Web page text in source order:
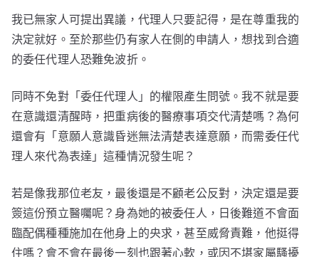
我已無家人可提出異議，代理人只要記得，是在尊重我的
決定就好。至於那些仍有家人在側的申請人，想找到合適
的委任代理人恐難免波折。
同時不免對「委任代理人」的權限產生問號。我不就是要
在意識還清醒時，把重病後的醫療事項交代清楚嗎？為何
還會有「意願人意識昏迷無法清楚表達意願，而需委任代
理人來代為表達」這種情況發生呢？
若是像我那位老友，最後還是不顧老公反對，決定還是要
簽這份預立醫囑呢？身為她的被委任人，日後難道不會面
臨配偶種種施加在他身上的央求，甚至威脅責難，他挺得
住嗎？會不會在最後一刻也跟著心軟，或因不堪家屬騷擾